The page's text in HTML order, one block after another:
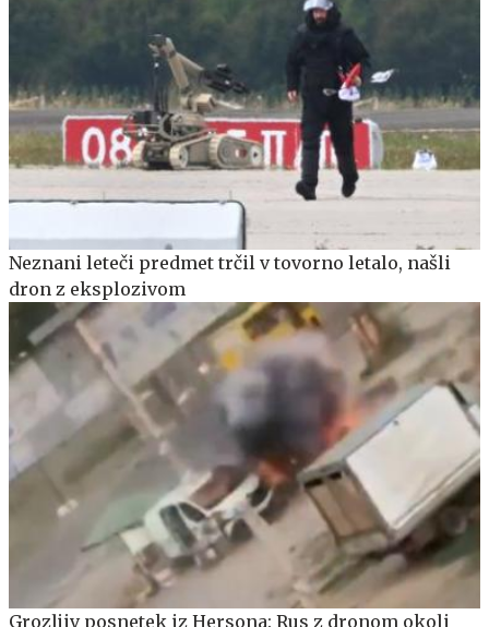
Neznani leteči predmet trčil v tovorno letalo, našli
dron z eksplozivom
Grozljiv posnetek iz Hersona: Rus z dronom okoli